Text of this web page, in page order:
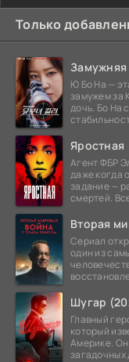
Только
Замужняя
Ю Бо На —
замужем за
дочь. Бо На
Яростная
Агент ФБР
даже когда
задание —
смертей.
Сериал
один из
Шугар
Главный
который
Америке. Он
загадочных